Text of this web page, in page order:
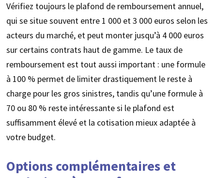
Vérifiez toujours le plafond de remboursement annuel,
qui se situe souvent entre 1 000 et 3 000 euros selon les
acteurs du marché, et peut monter jusqu’à 4 000 euros
sur certains contrats haut de gamme. Le taux de
remboursement est tout aussi important : une formule
à 100 % permet de limiter drastiquement le reste à
charge pour les gros sinistres, tandis qu’une formule à
70 ou 80 % reste intéressante si le plafond est
suffisamment élevé et la cotisation mieux adaptée à
votre budget.
Options complémentaires et